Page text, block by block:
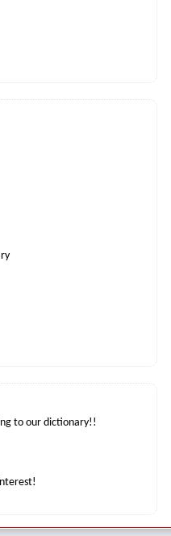
to our dictionary!!